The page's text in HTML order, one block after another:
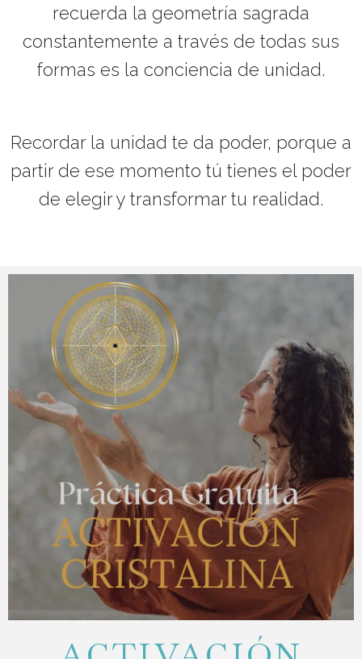
recuerda la geometría sagrada
constantemente a través de todas sus
formas es la conciencia de unidad.
Recordar la unidad te da poder, porque a
partir de ese momento tú tienes el poder
de elegir y transformar tu realidad.